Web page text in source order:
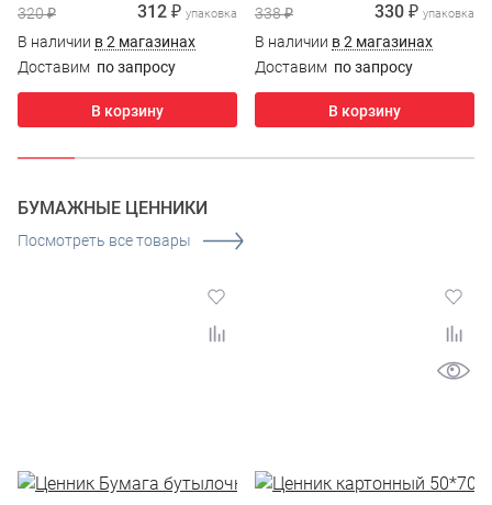
320 ₽ 312 ₽ упаковка
В наличии в 2 магазинах
Доставим по запросу
В корзину
338 ₽ 330 ₽ упаковка
В наличии в 2 магазинах
Доставим по запросу
В корзину
БУМАЖНЫЕ ЦЕННИКИ
Посмотреть все товары